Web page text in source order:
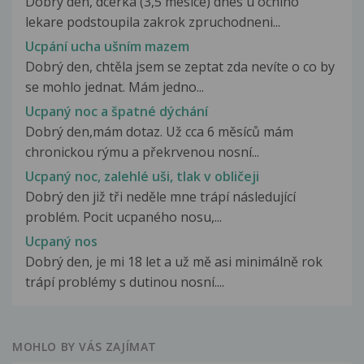
lekare podstoupila zakrok zpruchodneni...
Ucpání ucha ušním mazem
Dobrý den, chtěla jsem se zeptat zda nevíte o co by
se mohlo jednat. Mám jedno...
Ucpaný noc a špatné dýchání
Dobrý den,mám dotaz. Už cca 6 měsíců mám
chronickou rýmu a překrvenou nosní...
Ucpaný noc, zalehlé uši, tlak v obličeji
Dobrý den již tři neděle mne trápí následující
problém. Pocit ucpaného nosu,...
Ucpaný nos
Dobrý den, je mi 18 let a už mě asi minimálně rok
trápí problémy s dutinou nosní....
MOHLO BY VÁS ZAJÍMAT